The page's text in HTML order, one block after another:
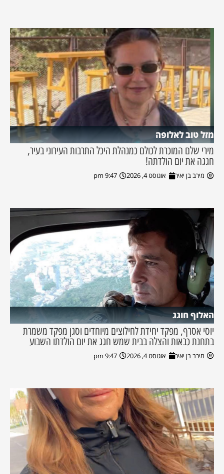
מזל טוב לאלופה
מירי שלם המוכרת לכולם כמנהלת היכל התרבות העירוני בעיר,
חגגה את יום הולדתה!
מירב בן יאיר אוגוסט 4, 2026 9:47 pm
האלוף חוגג
יוסי אסרף, מפקד יחידת לחילוצים מיוחדים וסגן מפקד משמרת
בתחנת כבאות והצלה בבית שמש חגג את יום הולדתו השבוע
מירב בן יאיר אוגוסט 4, 2026 9:47 pm